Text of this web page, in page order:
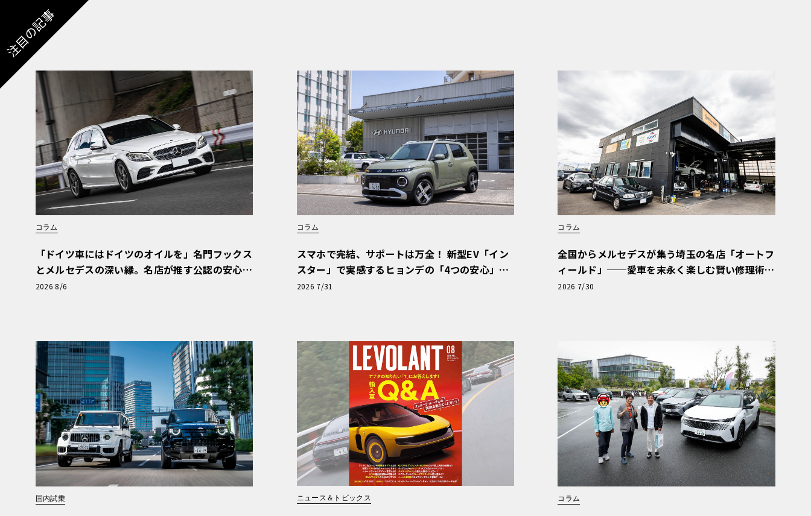
注目の記事
コラム
「ドイツ車にはドイツのオイルを」名門フックス
とメルセデスの深い縁。名店が推す公認の安心
と、Cクラスで味わうシルキーな走り〈PR〉
2026 8/6
コラム
スマホで完結、サポートは万全！ 新型EV「イン
スター」で実感するヒョンデの「4つの安心」
【第1回・ヒョンデ6つの疑問：Why? Hyunda
2026 7/31
コラム
全国からメルセデスが集う埼玉の名店「オートフ
ィールド」──愛車を末永く楽しむ賢い修理術
と、プロがフックス製オイルを選ぶ理由〈PR〉
2026 7/30
国内試乗 ニュース＆トピックス コラム